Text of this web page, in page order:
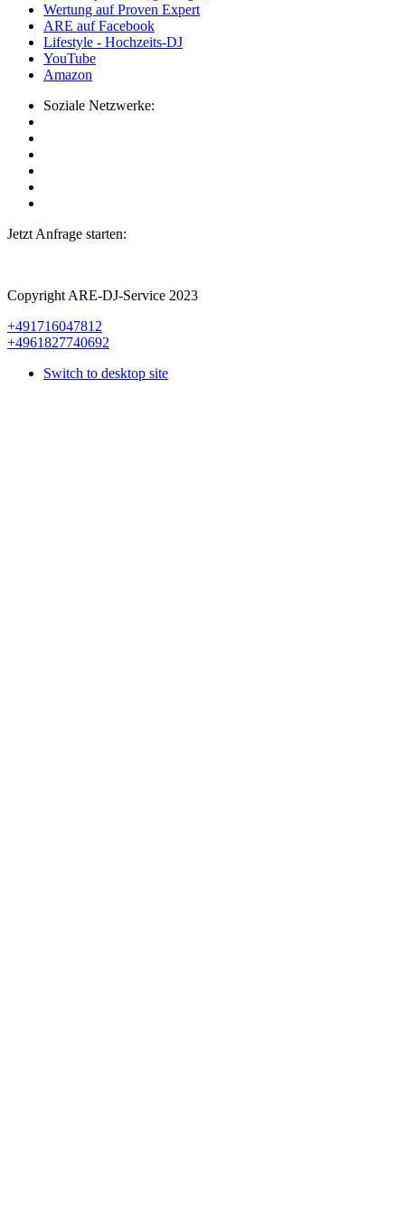
Wertung auf Proven Expert
ARE auf Facebook
Lifestyle - Hochzeits-DJ
YouTube
Amazon
Soziale Netzwerke:
Jetzt Anfrage starten:
Copyright ARE-DJ-Service 2023
+491716047812
+4961827740692
Switch to desktop site